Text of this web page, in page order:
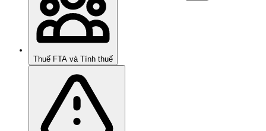
Thuế FTA và Tính thuế